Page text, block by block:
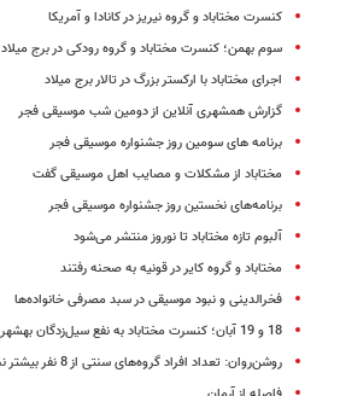
کنسرت مختاباد و گروه نیریز در کانادا و آمریکا
سوم بهمن؛ کنسرت مختاباد و گروه رودکی در برج میلاد
اجرای مختاباد با ارکستر بزرگ در تالار برج میلاد
گزارش همشهری آنلاین از دومین شب موسیقی فجر
برنامه های سومین روز جشنواره موسیقی فجر
مختاباد از مشکلات و مصایب اهل موسیقی گفت
برنامه‌های نخستین روز جشنواره موسیقی فجر
آلبوم تازه مختاباد تا نوروز منتشر می‌شود
مختاباد و گروه کایر در قونیه به صحنه رفتند
فخرالدینی و نبود موسیقی در سبد مصرفی خانواده‌ها
18 و 19 آبان؛ کنسرت مختاباد به نفع سیل‌زدگان بهشهر در ساری
روشن‌روان: تعداد افراد گروه‌های سنتی از 8 نفر بیشتر نباشد